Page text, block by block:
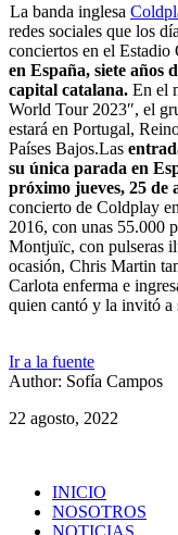
La banda inglesa
redes sociales que los
conciertos en el
en España, siete años
capital catalana. En el
World Tour 2023″, el
estará en Portugal,
Países Bajos.Las
su única parada en
próximo jueves, 25 de
concierto de Coldplay
2016, con unas 55.000
Montjuïc, con pulseras
ocasión, Chris Martin
Carlota enferma e
quien cantó y la invitó a
Ir a la fuente
Author: Sofía Campos
22 agosto, 2022
INICIO
NOSOTROS
NOTICIAS